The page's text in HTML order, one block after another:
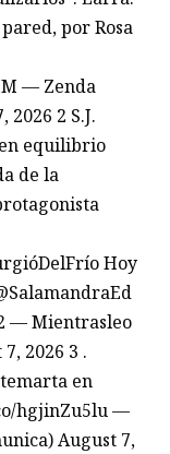
por Rosa
— Zenda
2 S.J.
equilibrio
de la
Hoy
— Mientrasleo
2026 3 .
en
hgjinZu5lu —
August 7,